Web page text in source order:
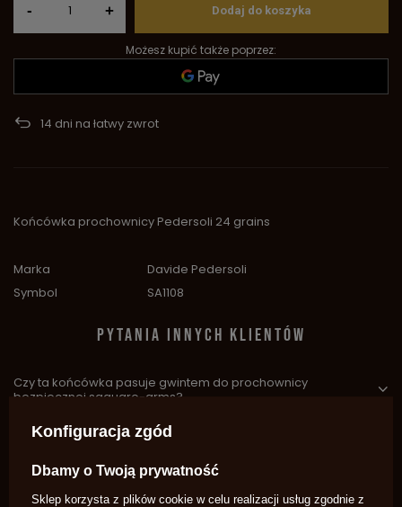
- + Dodaj do koszyka
Możesz kupić także poprzez:
14 dni na łatwy zwrot
Końcówka prochownicy Pedersoli 24 grains
Marka
Davide Pedersoli
Symbol
SA1108
PYTANIA INNYCH KLIENTÓW
Czy ta końcówka pasuje gwintem do prochownicy
bezpiecznej saguaro-arms?
Potrzebujesz pomocy? Masz pytania?
niezwłocznie, najciekawsze pytania i
odpowiedzi publikując dla innych.
Konfiguracja zgód
Dbamy o Twoją prywatność
Sklep korzysta z plików cookie w celu realizacji usług zgodnie z